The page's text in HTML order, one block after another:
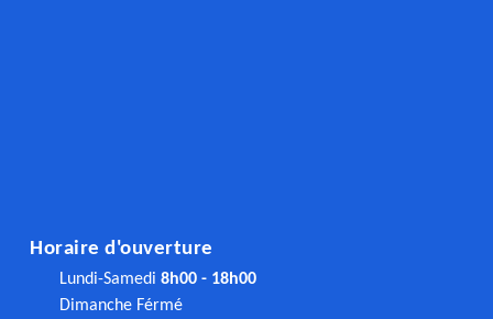
Horaire d'ouverture
Lundi-Samedi 8h00 - 18h00
Dimanche Férmé